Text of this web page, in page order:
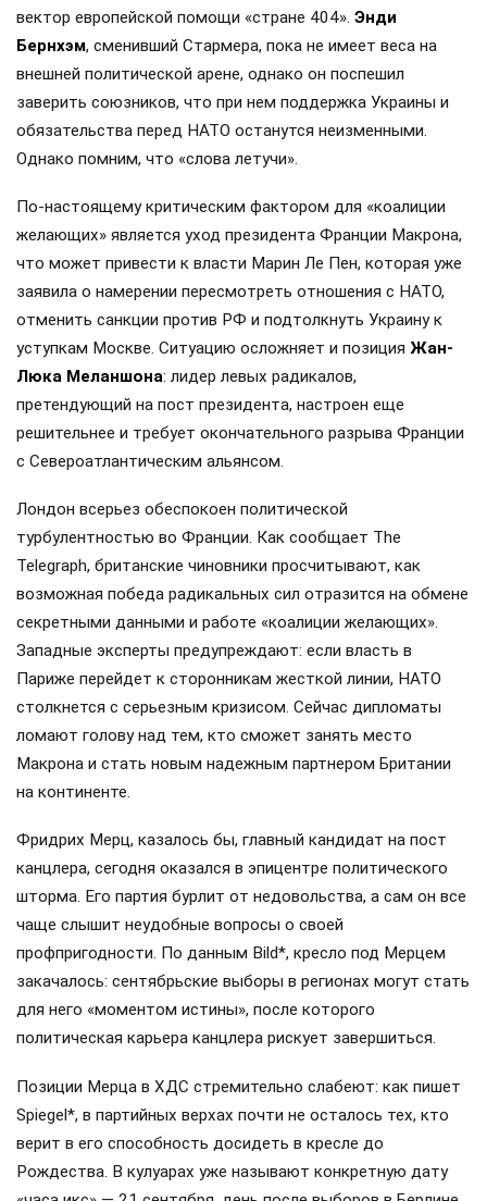
вектор европейской помощи «стране 404». Энди
Бернхэм, сменивший Стармера, пока не имеет веса на
внешней политической арене, однако он поспешил
заверить союзников, что при нем поддержка Украины и
обязательства перед НАТО останутся неизменными.
Однако помним, что «слова летучи».
По-настоящему критическим фактором для «коалиции
желающих» является уход президента Франции Макрона,
что может привести к власти Марин Ле Пен, которая уже
заявила о намерении пересмотреть отношения с НАТО,
отменить санкции против РФ и подтолкнуть Украину к
уступкам Москве. Ситуацию осложняет и позиция Жан-
Люка Меланшона: лидер левых радикалов,
претендующий на пост президента, настроен еще
решительнее и требует окончательного разрыва Франции
с Североатлантическим альянсом.
Лондон всерьез обеспокоен политической
турбулентностью во Франции. Как сообщает The
Telegraph, британские чиновники просчитывают, как
возможная победа радикальных сил отразится на обмене
секретными данными и работе «коалиции желающих».
Западные эксперты предупреждают: если власть в
Париже перейдет к сторонникам жесткой линии, НАТО
столкнется с серьезным кризисом. Сейчас дипломаты
ломают голову над тем, кто сможет занять место
Макрона и стать новым надежным партнером Британии
на континенте.
Фридрих Мерц, казалось бы, главный кандидат на пост
канцлера, сегодня оказался в эпицентре политического
шторма. Его партия бурлит от недовольства, а сам он все
чаще слышит неудобные вопросы о своей
профпригодности. По данным Bild*, кресло под Мерцем
закачалось: сентябрьские выборы в регионах могут стать
для него «моментом истины», после которого
политическая карьера канцлера рискует завершиться.
Позиции Мерца в ХДС стремительно слабеют: как пишет
Spiegel*, в партийных верхах почти не осталось тех, кто
верит в его способность досидеть в кресле до
Рождества. В кулуарах уже называют конкретную дату